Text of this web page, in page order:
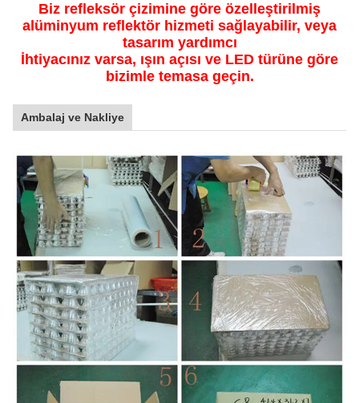
Biz refleksör çizimine göre özelleştirilmiş
alüminyum reflektör hizmeti sağlayabilir, veya
tasarım yardımcı
İhtiyacınız varsa, ışın açısı ve LED türüne göre
bizimle temasa geçin.
Ambalaj ve Nakliye